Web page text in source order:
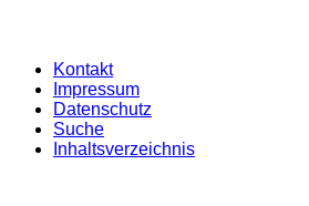
Kontakt
Impressum
Datenschutz
Suche
Inhaltsverzeichnis